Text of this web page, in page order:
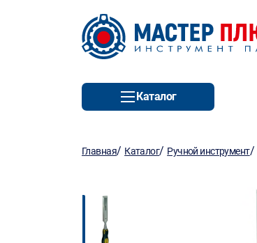
Каталог
Главная/ Каталог/ Ручной инструмент/